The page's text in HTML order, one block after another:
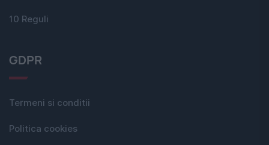
10 Reguli
GDPR
Termeni si conditii
Politica cookies